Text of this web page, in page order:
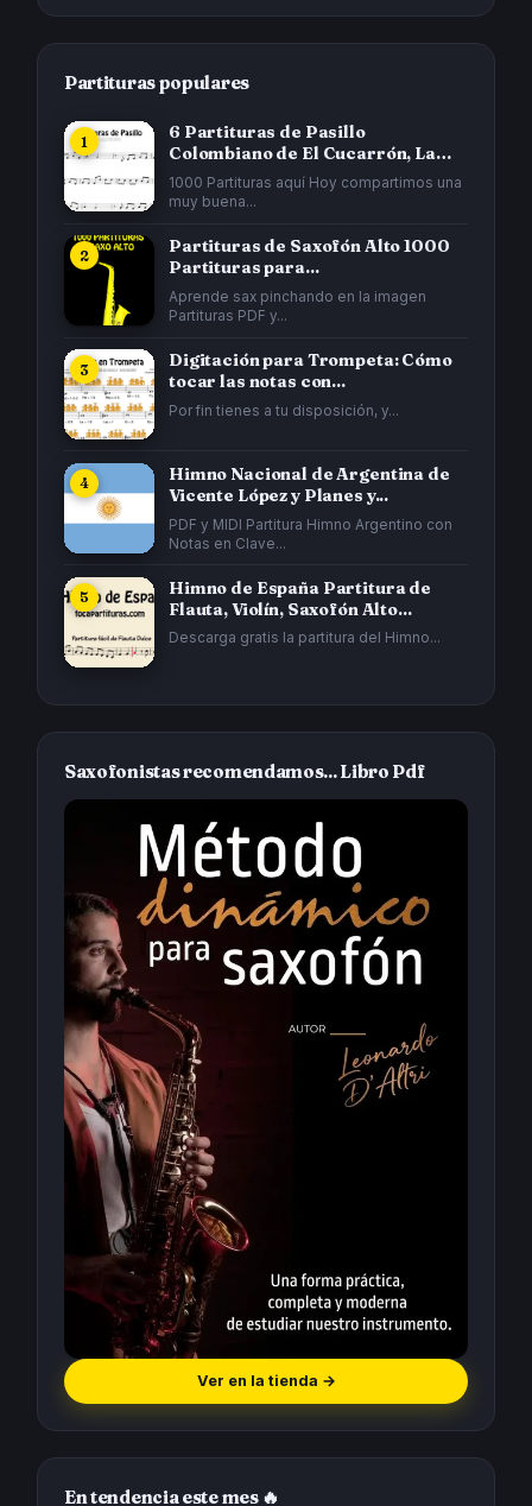
Partituras populares
6 Partituras de Pasillo
Colombiano de El Cucarrón, La
Gata...
1000 Partituras aquí Hoy compartimos una
muy buena...
Partituras de Saxofón Alto 1000
Partituras para...
Aprende sax pinchando en la imagen
Partituras PDF y...
Digitación para Trompeta: Cómo
tocar las notas con...
Por fin tienes a tu disposición, y...
Himno Nacional de Argentina de
Vicente López y Planes y...
PDF y MIDI Partitura Himno Argentino con
Notas en Clave...
Himno de España Partitura de
Flauta, Violín, Saxofón Alto...
Descarga gratis la partitura del Himno...
Saxofonistas recomendamos... Libro Pdf
Ver en la tienda →
En tendencia este mes 🔥